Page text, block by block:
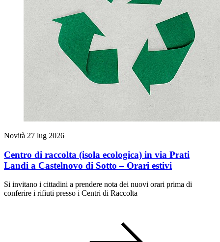
Novità 27 lug 2026
Centro di raccolta (isola ecologica) in via Prati
Landi a Castelnovo di Sotto – Orari estivi
Si invitano i cittadini a prendere nota dei nuovi orari prima di
conferire i rifiuti presso i Centri di Raccolta